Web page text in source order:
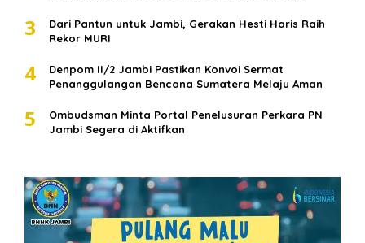
3
Dari Pantun untuk Jambi, Gerakan Hesti Haris Raih
Rekor MURI
4
Denpom II/2 Jambi Pastikan Konvoi Sermat
Penanggulangan Bencana Sumatera Melaju Aman
5
Ombudsman Minta Portal Penelusuran Perkara PN
Jambi Segera di Aktifkan